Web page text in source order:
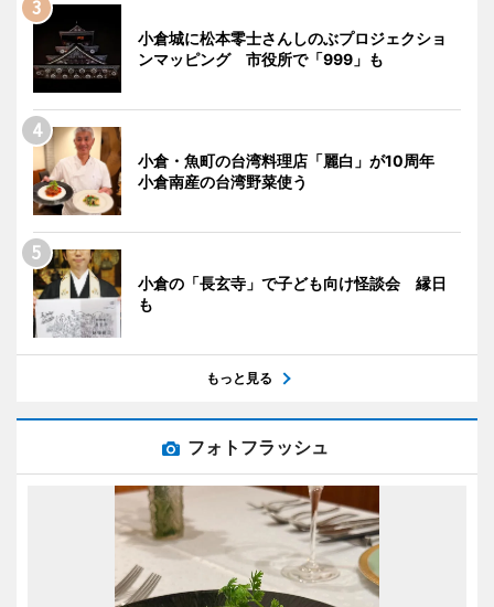
小倉城に松本零士さんしのぶプロジェクショ
ンマッピング 市役所で「999」も
小倉・魚町の台湾料理店「麗白」が10周年
小倉南産の台湾野菜使う
小倉の「長玄寺」で子ども向け怪談会 縁日
も
もっと見る
フォトフラッシュ